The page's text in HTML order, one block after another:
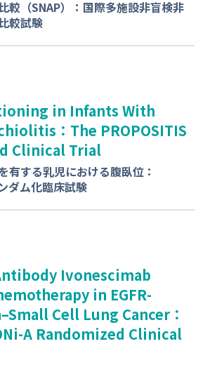
較（SNAP）：国際多施設非盲検非
較試験
in Infants With
：The PROPOSITIS
Clinical Trial
有する乳児における腹臥位：
ダム化臨床試験
Ivonescimab
in EGFR-
Cell Lung Cancer：
A Randomized Clinical